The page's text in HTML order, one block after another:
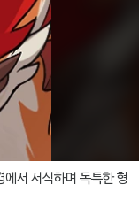
서 서식하며 독특한 형